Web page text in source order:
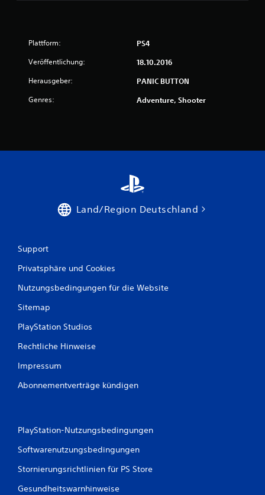
Plattform: PS4
Veröffentlichung: 18.10.2016
Herausgeber: PANIC BUTTON
Genres: Adventure, Shooter
Land/Region Deutschland
Support
Privatsphäre und Cookies
Nutzungsbedingungen für die Website
Sitemap
PlayStation Studios
Rechtliche Hinweise
Impressum
Abonnementverträge kündigen
PlayStation-Nutzungsbedingungen
Softwarenutzungsbedingungen
Stornierungsrichtlinien für PS Store
Gesundheitswarnhinweise